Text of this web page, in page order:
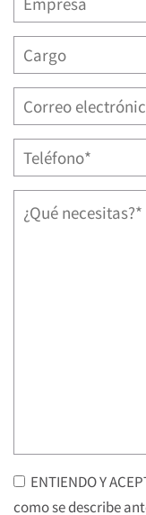
ENTIENDO Y
como se describe